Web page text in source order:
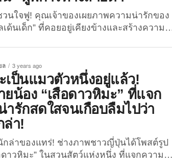
พราะคอนเทนต์การแต่งตัวในธีมต่าง ๆ โดย
งมักจะจับน้องมาแต่งตัวน่ารัก ๆ...
นใจฟู! คุณเจ้าของเผยภาพความน่ารักของ
เด้นเด็ก” ที่คอยอยู่เคียงข้างและสร้างความ
ต์ของสองหมาแดงที่แม้จะคนละวัยแต่ก็เข้า
สุด ๆ ไปเลย แถมตัวที่เป็นหมาเด็กยังคอย
แลและแจกความสดใสให้กับคุณลุงโกลเด้
งสายตาอีกต่างหาก เรียกว่าเป็นภาพความ
นให้รู้สึกอบอุ่นหัวใจไม่น้อย สำหรับ
วามน่ารักที่ว่านั้นมาจากคุณเจ้าของผู้ใช้แอค
@charlieandmav ที่มีผู้กดติดตาม
สนคน ซึ่งคุณเขามักจะโพสต์รูปถ่ายของสอง
ล 3 years ago
เป็นแมวตัวหนึ่งอยู่แล้ว!
ยน้อง “เสือดาวหิมะ” ที่แจก
ารักสดใสจนเกือบลืมไปว่า
ล่า!
กล่าของแทร่! ช่างภาพชาวญี่ปุ่นได้โพสต์รูป
ดาวหิมะ” ในสวนสัตว์แห่งหนึ่ง ที่แจกความ